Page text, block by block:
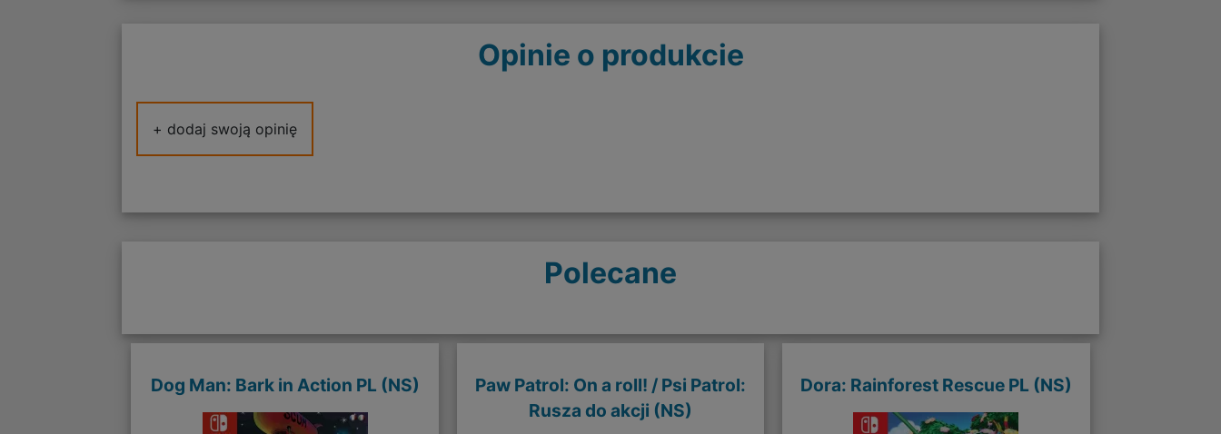
Opinie o produkcie
+ dodaj swoją opinię
Polecane
Dog Man: Bark in Action PL (NS)
Paw Patrol: On a roll! / Psi Patrol:
Rusza do akcji (NS)
Dora: Rainforest Rescue PL (NS)